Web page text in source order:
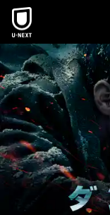
本文へスキップ